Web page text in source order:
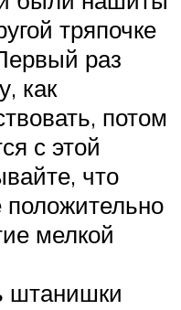
тряпочке
раз
как
потом
с этой
что
положительно
мелкой
штанишки